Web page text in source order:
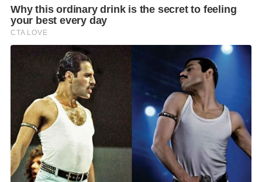
c
e
b
o
k
n
i
e
p
a